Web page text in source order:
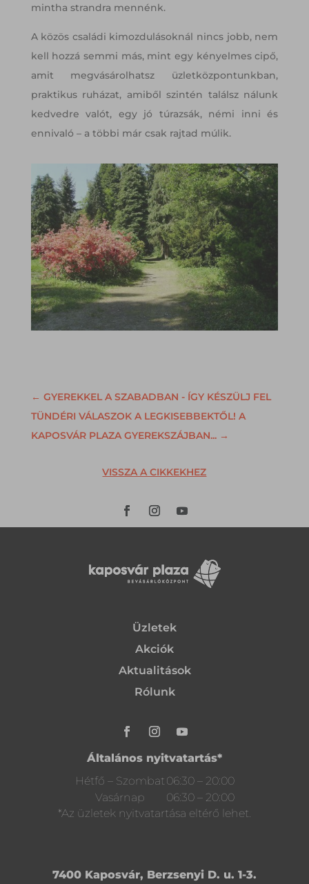
mintha strandra mennénk.
A közös családi kimozdulásoknál nincs jobb, nem
kell hozzá semmi más, mint egy kényelmes cipő,
amit megvásárolhatsz üzletközpontunkban,
praktikus ruházat, amiből szintén találsz nálunk
kedvedre valót, egy jó túrazsák, némi inni és
ennivaló – a többi már csak rajtad múlik.
← GYEREKKEL A SZABADBAN - ÍGY KÉSZÜLJ FEL
TÜNDÉRI VÁLASZOK A LEGKISEBBEKTŐL! A
KAPOSVÁR PLAZA GYEREKSZÁJBAN...→
VISSZA A CIKKEKHEZ
Üzletek
Akciók
Aktualitások
Rólunk
Általános nyitvatartás*
Hétfő – Szombat 06:30 – 20:00
Vasárnap
06:30 – 20:00
*Az üzletek nyitvatartása eltérő lehet.
7400 Kaposvár, Berzsenyi D. u. 1-3.